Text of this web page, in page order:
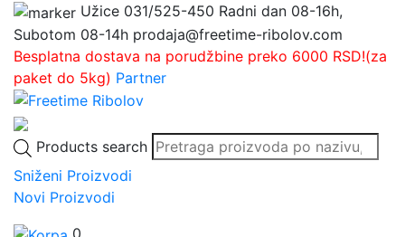
Užice 031/525-450 Radni dan 08-16h,
Subotom 08-14h prodaja@freetime-ribolov.com
Besplatna dostava na porudžbine preko 6000 RSD!(za
paket do 5kg) Partner
Products search
Sniženi Proizvodi
Novi Proizvodi